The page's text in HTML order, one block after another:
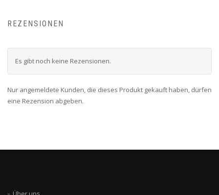
REZENSIONEN
Es gibt noch keine Rezensionen.
Nur angemeldete Kunden, die dieses Produkt gekauft haben, dürfen
eine Rezension abgeben.